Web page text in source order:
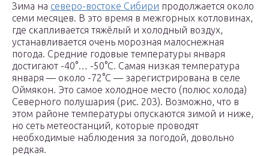
Зима на северо-востоке Сибири продолжается около
семи месяцев. В это время в межгорных котловинах,
где скапливается тяжёлый и холодный воздух,
устанавливается очень морозная малоснежная
погода. Средние годовые температуры января
достигают -40°… -50°С. Самая низкая температура
января — около -72°С — зарегистрирована в селе
Оймякон. Это самое холодное место (полюс холода)
Северного полушария (рис. 203). Возможно, что в
этом районе температуры опускаются зимой и ниже,
но сеть метеостанций, которые проводят
необходимые наблюдения за погодой, довольно
редкая.